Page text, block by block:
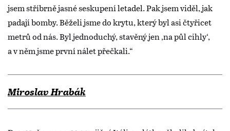
jsem stříbrně jasné seskupení letadel. Pak jsem viděl, jak
padají bomby. Běželi jsme do krytu, který byl asi čtyřicet
metrů od nás. Byl jednoduchý, stavěný jen ‚na půl cihly‘,
a v něm jsme první nálet přečkali.“
Miroslav Hrabák